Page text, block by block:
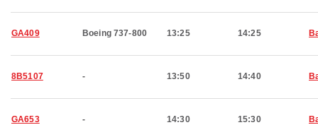
GA409 Boeing 737-800 13:25 14:25
8B5107 - 13:50 14:40
GA653 - 14:30 15:30